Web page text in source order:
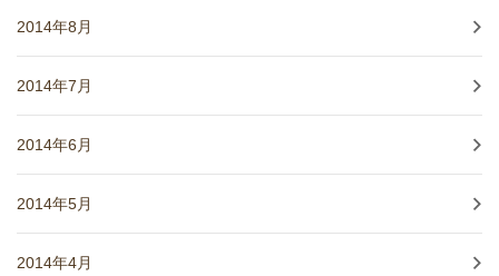
2014年8月
2014年7月
2014年6月
2014年5月
2014年4月